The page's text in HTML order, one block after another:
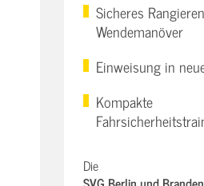
Sicheres
Wendemanöver
Einweisung in
Kompakte
Die